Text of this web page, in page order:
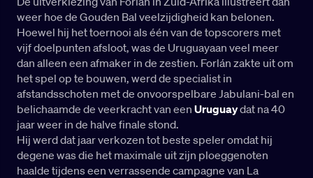
weer hoe de Gouden Bal veelzijdigheid kan belonen.
Hoewel hij het toernooi als één van de topscorers met
vijf doelpunten afsloot, was de Uruguayaan veel meer
dan alleen een afmaker in de zestien. Forlán zakte uit om
het spel op te bouwen, werd de specialist in
afstandsschoten met de onvoorspelbare Jabulani-bal en
belichaamde de veerkracht van een Uruguaydat na 40
jaar weer in de halve finale stond.
Hij werd dat jaar verkozen tot beste speler omdat hij
degene was die het maximale uit zijn ploeggenoten
haalde tijdens een verrassende campagne van La